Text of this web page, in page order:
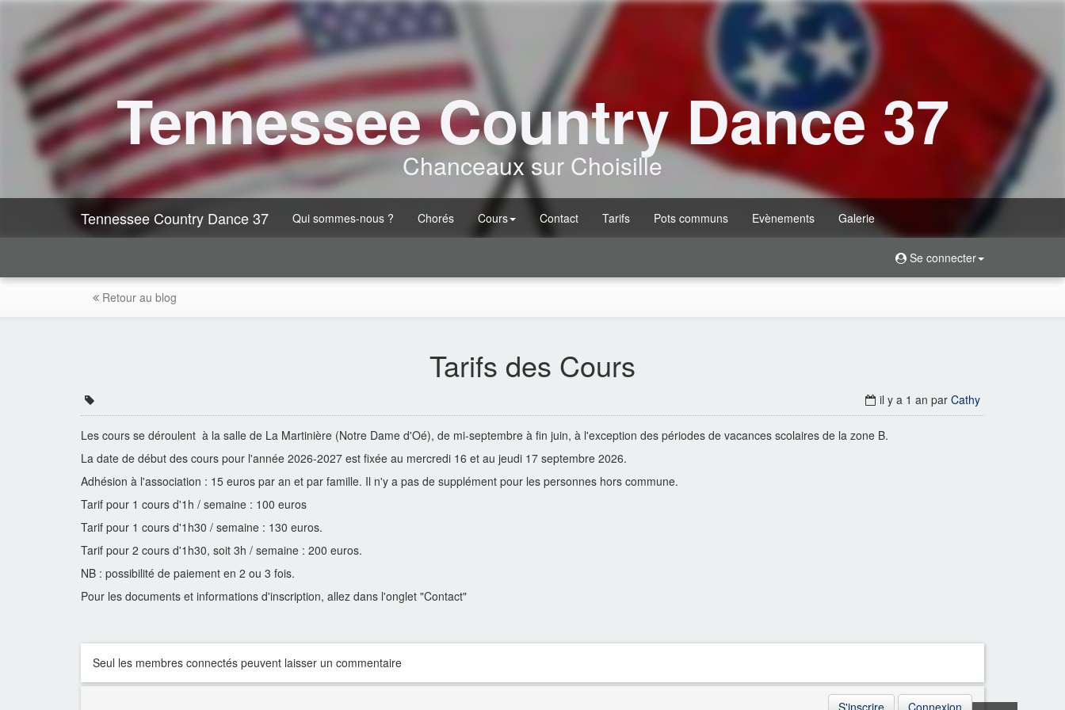
Tennessee Country Dance 37
Chanceaux sur Choisille
Tennessee Country Dance 37 Qui sommes-nous ? Chorés Cours Contact Tarifs Pots communs Evènements Galerie
Se connecter
Retour au blog
Tarifs des Cours
il y a 1 an par Cathy
Les cours se déroulent à la salle de La Martinière (Notre Dame d'Oé), de mi-septembre à fin juin, à l'exception des périodes de vacances scolaires de la zone B.
La date de début des cours pour l'année 2026-2027 est fixée au mercredi 16 et au jeudi 17 septembre 2026.
Adhésion à l'association : 15 euros par an et par famille. Il n'y a pas de supplément pour les personnes hors commune.
Tarif pour 1 cours d'1h / semaine : 100 euros
Tarif pour 1 cours d'1h30 / semaine : 130 euros.
Tarif pour 2 cours d'1h30, soit 3h / semaine : 200 euros.
NB : possibilité de paiement en 2 ou 3 fois.
Pour les documents et informations d'inscription, allez dans l'onglet "Contact"
Seul les membres connectés peuvent laisser un commentaire
S'inscrire Connexion